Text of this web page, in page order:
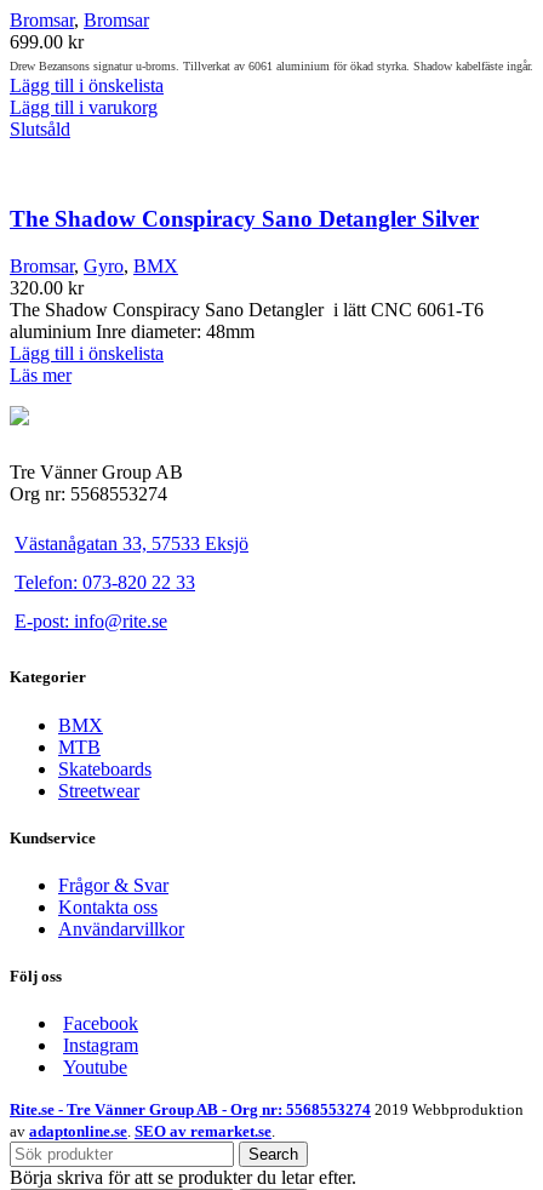
olika
kan
väljas
på
Bromsar, Bromsar
699.00 kr
Drew Bezansons signatur u-broms. Tillverkat av 6061 aluminium för ökad styrka. Shadow kabelfäste ingår.
Lägg till i önskelista
Lägg till i varukorg
Slutsåld
The Shadow Conspiracy Sano Detangler Silver
Bromsar, Gyro, BMX
320.00 kr
The Shadow Conspiracy Sano Detangler i lätt CNC 6061-T6
aluminium Inre diameter: 48mm
Lägg till i önskelista
Läs mer
Tre Vänner Group AB
Org nr: 5568553274
Västanågatan 33, 57533 Eksjö
Telefon: 073-820 22 33
E-post: info@rite.se
Kategorier
BMX
MTB
Skateboards
Streetwear
Kundservice
Frågor & Svar
Kontakta oss
Användarvillkor
Följ oss
Facebook
Instagram
Youtube
Rite.se - Tre Vänner Group AB - Org nr: 5568553274 2019 Webbproduktion
av adaptonline.se. SEO av remarket.se.
Search
Börja skriva för att se produkter du letar efter.